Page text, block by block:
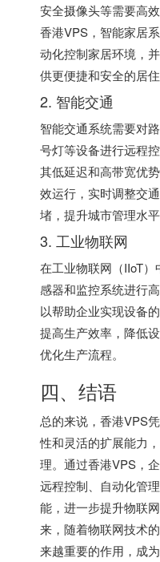
安全摄像头等需要高
香港VPS，智能家居
动化控制家居环境，
供更便捷和安全的居住
2. 智能交通
智能交通系统需要对
号灯等设备进行远程
其低延迟和高带宽优
效运行，实时调整交
堵，提升城市管理水平
3. 工业物联网
在工业物联网（IIoT
感器和监控系统进行
以帮助企业实现设备
提高生产效率，降低
优化生产流程。
四、结语
总的来说，香港VPS
性和灵活的扩展能力
理。通过香港VPS，
远程控制、自动化管
能，进一步提升物联
来，随着物联网技术
来越重要的作用，成